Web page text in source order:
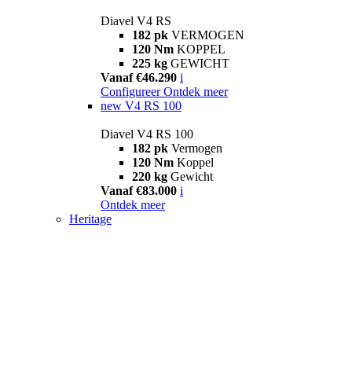
Diavel V4 RS
182 pk VERMOGEN
120 Nm KOPPEL
225 kg GEWICHT
Vanaf €46.290 i
Configureer Ontdek meer
new V4 RS 100
Diavel V4 RS 100
182 pk Vermogen
120 Nm Koppel
220 kg Gewicht
Vanaf €83.000 i
Ontdek meer
Heritage